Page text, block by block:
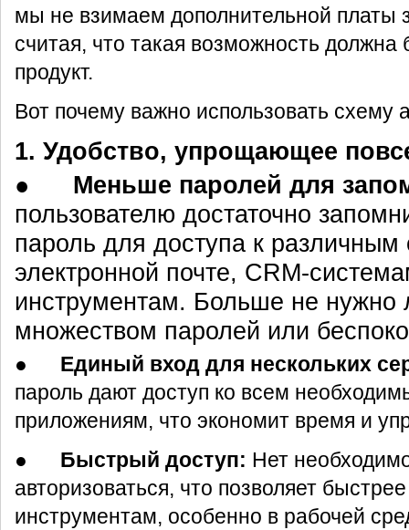
мы не взимаем дополнительной платы
считая, что такая возможность
продукт.
Вот почему важно использовать схему
1. Удобство, упрощающее
● Меньше паролей для
пользователю достаточно
пароль для доступа к
электронной почте, CRM-
инструментам. Больше не нужно
множеством паролей или
● Единый вход для нескольких
пароль дают доступ ко всем
приложениям, что экономит время и
● Быстрый доступ: Нет
авторизоваться, что позволяет
инструментам, особенно в рабочей